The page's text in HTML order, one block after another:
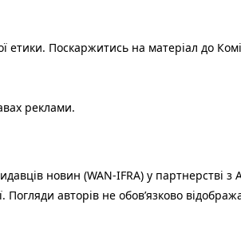
етики. Поскаржитись на матеріал до
реклами.
новин (WAN-IFRA) у партнерстві з
Погляди авторів не обов’язково